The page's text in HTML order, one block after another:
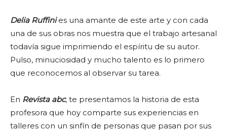
Delia Ruffinies una amante de este arte y con cada
una de sus obras nos muestra que el trabajo artesanal
todavía sigue imprimiendo el espíritu de su autor.
Pulso, minuciosidad y mucho talento es lo primero
que reconocemos al observar su tarea.
En Revista abc, te presentamos la historia de esta
profesora que hoy comparte sus experiencias en
talleres con un sinfín de personas que pasan por sus